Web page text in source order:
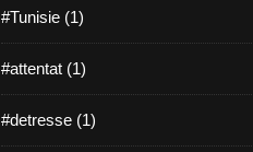
#Tunisie (1)
#attentat (1)
#detresse (1)